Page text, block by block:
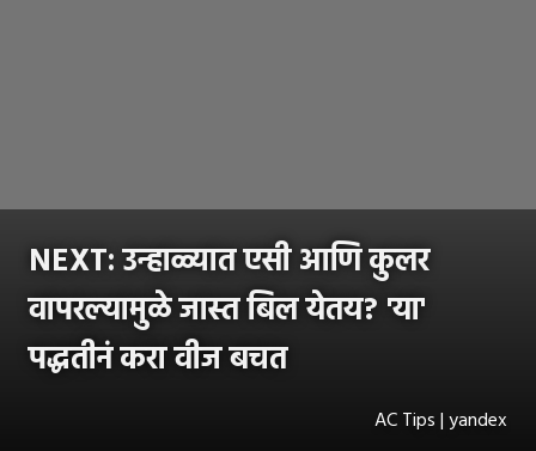
NEXT: उन्हाळ्यात एसी आणि कुलर
वापरल्यामुळे जास्त बिल येतय? 'या'
पद्धतीनं करा वीज बचत
AC Tips | yandex